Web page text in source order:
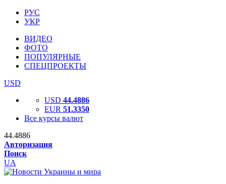
РУС
УКР
ВИДЕО
ФОТО
ПОПУЛЯРНЫЕ
СПЕЦПРОЕКТЫ
USD
USD 44.4886
EUR 51.3350
Все курсы валют
44.4886
Авторизация
Поиск
UA